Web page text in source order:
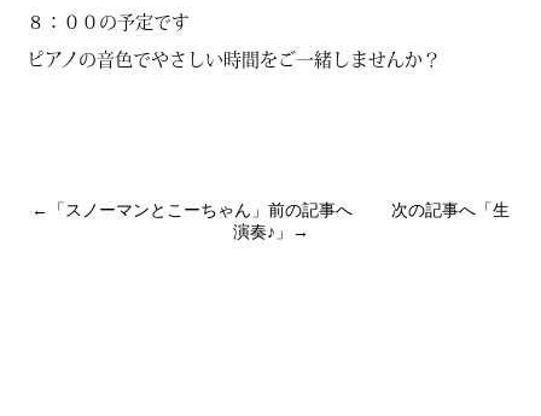
８：００の予定です
ピアノの音色でやさしい時間をご一緒しませんか？
←「 スノーマンとこーちゃん 」前の記事へ 次の記事へ「生
演奏♪ 」→